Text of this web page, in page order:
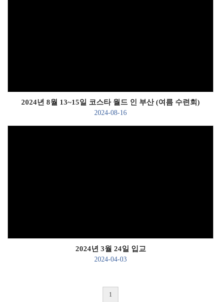
2024년 8월 13~15일 코스타 월드 인 부산 (여름 수련회)
2024-08-16
2024년 3월 24일 입교
2024-04-03
1